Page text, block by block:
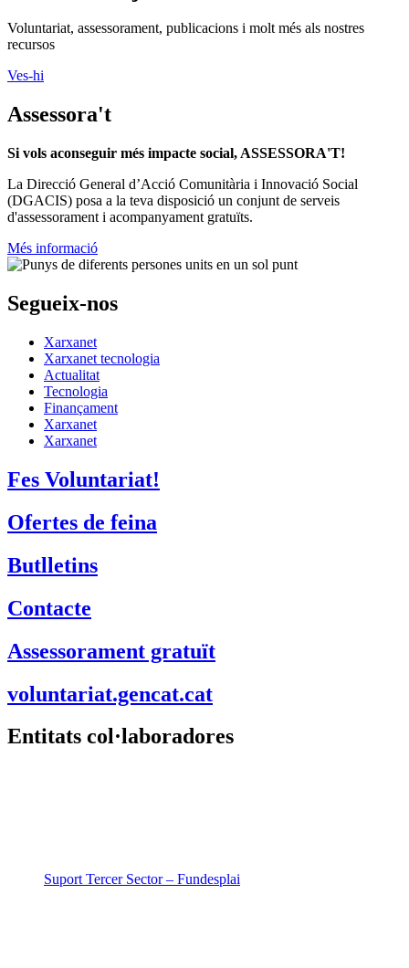
Voluntariat, assessorament, publicacions i molt més als nostres
recursos
Ves-hi
Assessora't
Si vols aconseguir més impacte social, ASSESSORA'T!
La Direcció General d’Acció Comunitària i Innovació Social
(DGACIS) posa a la teva disposició un conjunt de serveis
d'assessorament i acompanyament gratuïts.
Més informació
Segueix-nos
Xarxanet
Xarxanet tecnologia
Actualitat
Tecnologia
Finançament
Xarxanet
Xarxanet
Fes Voluntariat!
Ofertes de feina
Butlletins
Contacte
Assessorament gratuït
voluntariat.gencat.cat
Entitats col·laboradores
Suport Tercer Sector – Fundesplai